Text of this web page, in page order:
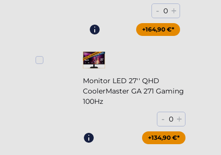
- 0 +
+164,90 €*
Monitor LED 27'' QHD
CoolerMaster GA 271 Gaming
100Hz
- 0 +
+204,90 €*
+134,90 €*